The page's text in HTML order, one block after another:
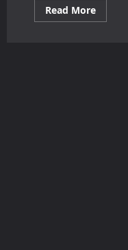
Read MoreRead
more